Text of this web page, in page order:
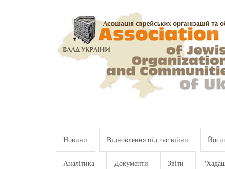
Новини Відновлення під час війни
Аналітика Документи Звіти